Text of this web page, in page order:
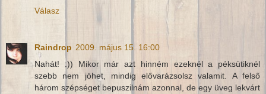
Válasz
Raindrop 2009. május 15. 16:00
Nahát! :)) Mikor már azt hinném ezeknél a péksütiknél
szebb nem jöhet, mindig elővarázsolsz valamit. A felső
három szépséget bepuszilnám azonnal, de egy üveg lekvárt